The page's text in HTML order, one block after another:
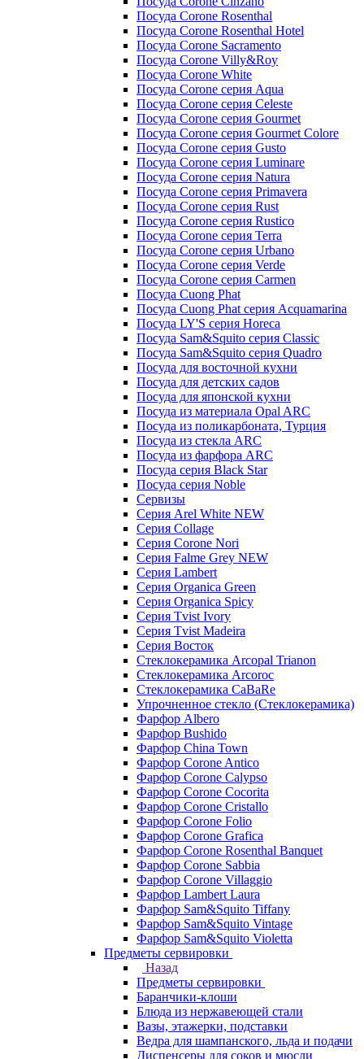
Посуда Corone Rosenthal
Посуда Corone Rosenthal Hotel
Посуда Corone Sacramento
Посуда Corone Villy&Roy
Посуда Corone White
Посуда Corone серия Aqua
Посуда Corone серия Celeste
Посуда Corone серия Gourmet
Посуда Corone серия Gourmet Colore
Посуда Corone серия Gusto
Посуда Corone серия Luminare
Посуда Corone серия Natura
Посуда Corone серия Primavera
Посуда Corone серия Rust
Посуда Corone серия Rustico
Посуда Corone серия Terra
Посуда Corone серия Urbano
Посуда Corone серия Verde
Посуда Corone серия Сarmen
Посуда Cuong Phat
Посуда Cuong Phat серия Acquamarina
Посуда LY'S серия Horeca
Посуда Sam&Squito серия Classic
Посуда Sam&Squito серия Quadro
Посуда для восточной кухни
Посуда для детских садов
Посуда для японской кухни
Посуда из материала Opal ARC
Посуда из поликарбоната, Турция
Посуда из стекла ARC
Посуда из фарфора ARC
Посуда серия Black Star
Посуда серия Noble
Сервизы
Серия Arel White NEW
Серия Collage
Серия Corone Nori
Серия Falme Grey NEW
Серия Lambert
Серия Organica Green
Серия Organica Spicy
Серия Tvist Ivory
Серия Tvist Madeira
Серия Восток
Стеклокерамика Arcopal Trianon
Стеклокерамика Arcoroc
Стеклокерамика CaBaRe
Упрочненное стекло (Стеклокерамика)
Фарфор Albero
Фарфор Bushido
Фарфор China Town
Фарфор Corone Antico
Фарфор Corone Calypso
Фарфор Corone Cocorita
Фарфор Corone Cristallo
Фарфор Corone Folio
Фарфор Corone Grafica
Фарфор Corone Rosenthal Banquet
Фарфор Corone Sabbia
Фарфор Corone Villaggio
Фарфор Lambert Laura
Фарфор Sam&Squito Tiffany
Фарфор Sam&Squito Vintage
Фарфор Sam&Squito Violetta
Предметы сервировки
Назад
Предметы сервировки
Баранчики-клоши
Блюда из нержавеющей стали
Вазы, этажерки, подставки
Ведра для шампанского, льда и подачи
Диспенсеры для соков и мюсли